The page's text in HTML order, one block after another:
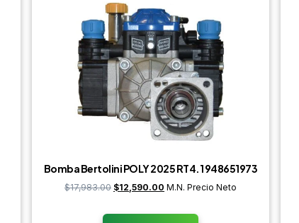
Bomba Bertolini POLY 2025 RT4.1 948651973
$17,983.00 $12,590.00 M.N. Precio Neto